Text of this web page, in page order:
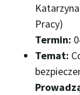
Pracy)
Termin:
Temat: